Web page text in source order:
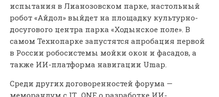
испытания в Лианозовском парке, настольный
робот «Айдол» выйдет на площадку культурно-
досугового центра парка «Ходынское поле». В
самом Технопарке запустятся апробация первой
в России робосистемы мойки окон и фасадов, а
также ИИ-платформа навигации Umap.
Среди других договоренностей форума —
меморандум с IT_ONE о разработке ИИ-